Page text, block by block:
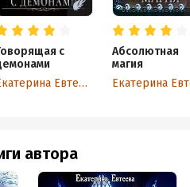
с
Екатерина Евтеева
Абсолютная
магия
автора